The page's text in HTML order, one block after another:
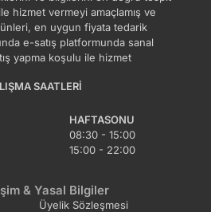
hizmet vermeyi amaçlamış ve
en uygun fiyata tedarik
e-satış platformunda sanal
yapma koşulu ile hizmet
SAATLERI
HAFTASONU
08:30 - 15:00
15:00 - 22:00
& Yasal Bilgiler
Üyelik Sözleşmesi